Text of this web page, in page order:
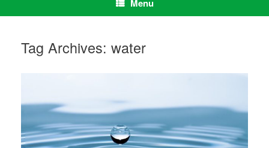
Menu
Tag Archives: water